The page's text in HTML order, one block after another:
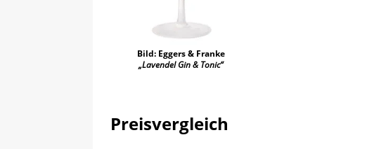
Bild: Eggers & Franke
„Lavendel Gin & Tonic“
Preisvergleich